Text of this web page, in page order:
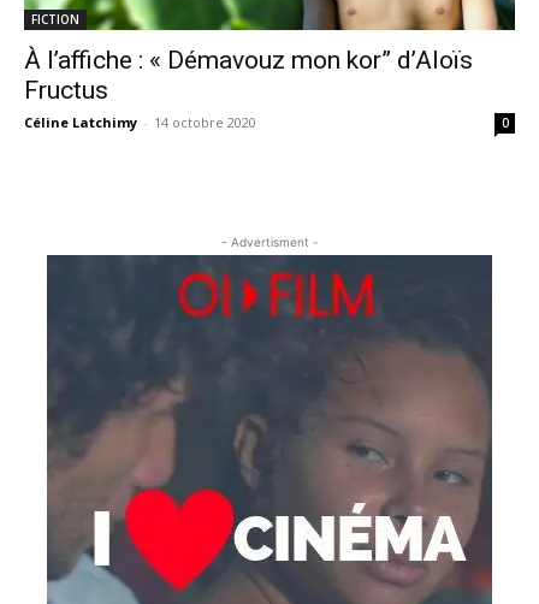
FICTION
À l’affiche : « Démavouz mon kor” d’Aloïs
Fructus
Céline Latchimy - 14 octobre 2020 0
- Advertisment -